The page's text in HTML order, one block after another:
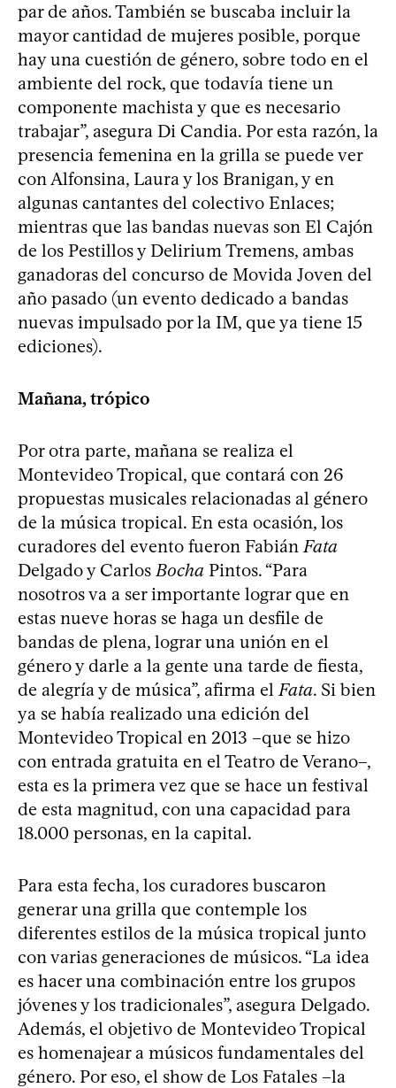
par de años. También se buscaba incluir la
mayor cantidad de mujeres posible, porque
hay una cuestión de género, sobre todo en el
ambiente del rock, que todavía tiene un
componente machista y que es necesario
trabajar”, asegura Di Candia. Por esta razón, la
presencia femenina en la grilla se puede ver
con Alfonsina, Laura y los Branigan, y en
algunas cantantes del colectivo Enlaces;
mientras que las bandas nuevas son El Cajón
de los Pestillos y Delirium Tremens, ambas
ganadoras del concurso de Movida Joven del
año pasado (un evento dedicado a bandas
nuevas impulsado por la IM, que ya tiene 15
ediciones).
Mañana, trópico
Por otra parte, mañana se realiza el
Montevideo Tropical, que contará con 26
propuestas musicales relacionadas al género
de la música tropical. En esta ocasión, los
curadores del evento fueron Fabián Fata
Delgado y Carlos Bocha Pintos. “Para
nosotros va a ser importante lograr que en
estas nueve horas se haga un desfile de
bandas de plena, lograr una unión en el
género y darle a la gente una tarde de fiesta,
de alegría y de música”, afirma el Fata. Si bien
ya se había realizado una edición del
Montevideo Tropical en 2013 –que se hizo
con entrada gratuita en el Teatro de Verano–,
esta es la primera vez que se hace un festival
de esta magnitud, con una capacidad para
18.000 personas, en la capital.
Para esta fecha, los curadores buscaron
generar una grilla que contemple los
diferentes estilos de la música tropical junto
con varias generaciones de músicos. “La idea
es hacer una combinación entre los grupos
jóvenes y los tradicionales”, asegura Delgado.
Además, el objetivo de Montevideo Tropical
es homenajear a músicos fundamentales del
género. Por eso, el show de Los Fatales –la